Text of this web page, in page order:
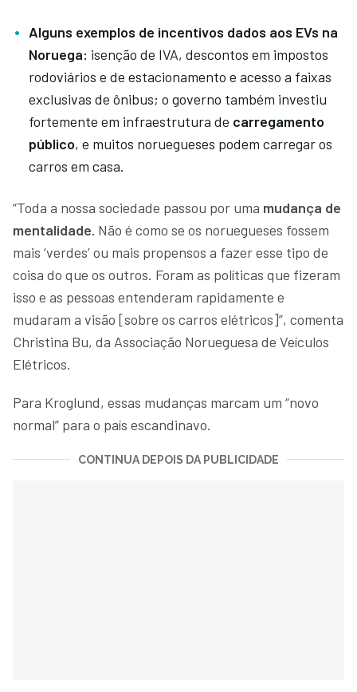
Alguns exemplos de incentivos dados aos EVs na
Noruega: isenção de IVA, descontos em impostos
rodoviários e de estacionamento e acesso a faixas
exclusivas de ônibus; o governo também investiu
fortemente em infraestrutura de carregamento
público, e muitos noruegueses podem carregar os
carros em casa.
“Toda a nossa sociedade passou por uma mudança de
mentalidade. Não é como se os noruegueses fossem
mais ‘verdes’ ou mais propensos a fazer esse tipo de
coisa do que os outros. Foram as políticas que fizeram
isso e as pessoas entenderam rapidamente e
mudaram a visão [sobre os carros elétricos]”, comenta
Christina Bu, da Associação Norueguesa de Veículos
Elétricos.
Para Kroglund, essas mudanças marcam um “novo
normal” para o país escandinavo.
CONTINUA DEPOIS DA PUBLICIDADE